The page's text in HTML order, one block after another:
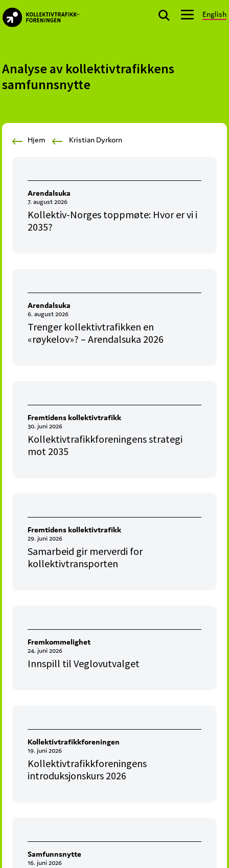
Skip
to
Skip
to
Skip
to
English
offentlige
aktører
kjøper
mobilitetstjenester
Analyse av kollektivtrafikkens
samfunnsnytte
Hjem Kristian Dyrkorn
Arendalsuka
7. august 2026
Kollektiv-Norges toppmøte: Hvor er vi i
2035?
Arendalsuka
6. august 2026
Trenger kollektivtrafikken en
«røykelov»? – Arendalsuka 2026
Fremtidens kollektivtrafikk
30. juni 2026
Kollektivtrafikkforeningens strategi
mot 2035
Fremtidens kollektivtrafikk
29. juni 2026
Samarbeid gir merverdi for
kollektivtransporten
Fremkommelighet
24. juni 2026
Innspill til Veglovutvalget
Kollektivtrafikkforeningen
19. juni 2026
Kollektivtrafikkforeningens
introduksjonskurs 2026
Samfunnsnytte
16. juni 2026